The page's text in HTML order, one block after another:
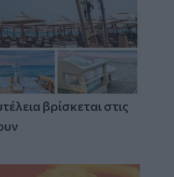
βρίσκεται στις